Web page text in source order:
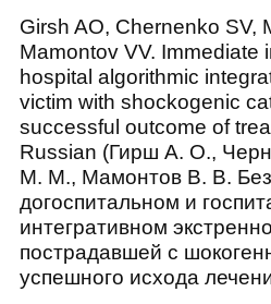
Girsh AO, Chernenko SV,
Mamontov VV. Immediate
hospital algorithmic
victim with shockogenic
successful outcome of
Russian (Гирш А. О.,
М. М., Мамонтов В. В.
догоспитальном и
интегративном
пострадавшей с
успешного исхода